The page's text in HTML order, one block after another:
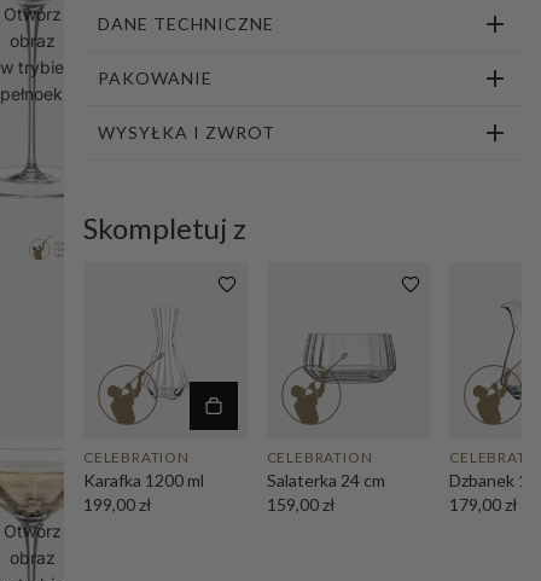
Otwórz
obraz
w trybie
pełnoekranowym
Otwórz
obraz
DANE TECHNICZNE
PAKOWANIE
WYSYŁKA I ZWROT
Skompletuj z
CELEBRATION
Karafka 1200 ml
199,00 zł
CELEBRATION
Salaterka 24 cm
159,00 zł
Dzbanek
179,00 zł